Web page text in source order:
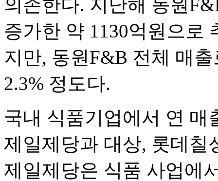
의존한다. 지난해 동원
증가한 약 1130억원으로
지만, 동원F&B 전체 매
2.3% 정도다.
국내 식품기업에서 연 매
제일제당과 대상, 롯데칠
제일제당은 식품 사업에